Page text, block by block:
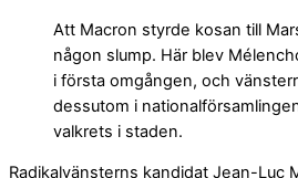
Att Macron styrde kosan till
någon slump. Här blev
i första omgången, och
dessutom i
valkrets i staden.
Radikalvänsterns kandidat Jean-Luc